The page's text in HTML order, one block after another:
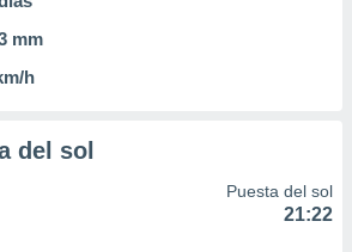
mm
h
del sol
Puesta del sol
21:22